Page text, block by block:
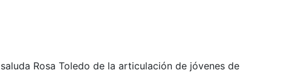
Rosa Toledo de la articulación de jóvenes de